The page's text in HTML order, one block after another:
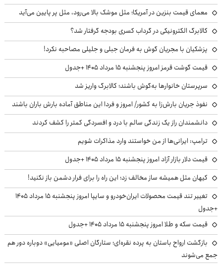
معمای قیمت بنزین در آمریکا؛ مثل موشک بالا می‌رود، مثل پر پایین می‌آید
کالابرگ الکترونیکی در گرداب کسری بودجه گرفتار شد؟
پزشکیان با مجریان گوش به فرمان جبلی و جلیلی مصاحبه نکرد!
قیمت گوشت قرمز امروز پنجشنبه ۱۵ مرداد ۱۴۰۵ +جدول
سرپرستان خانوارها به‌گوش باشند؛ کالابرگ واریز شد
نفوذ جریان بارش‌زا به کشور/ امروز و فردا این مناطق آماده بارش باران باشند
دانشمندان راز یک زندگی سالم با درد و افسردگی کمتر را کشف کردند
ترامپ: ایرانی‌ها از من خواستند وارد مذاکرات شویم
قیمت دلار بازار آزاد امروز پنجشنبه ۱۵ مرداد ۱۴۰۵ +جدول
کیهان مثل همیشه ساز مخالف زد؛ این راه را برای فرار دشمن باز نکنید!
تغییر تند قیمت محصولات ایران‌خودرو و سایپا امروز پنجشنبه ۱۵ مرداد ۱۴۰۵
+جدول
قیمت سکه و طلا امروز پنجشنبه ۱۵ مرداد ۱۴۰۵ +جدول
بازگشت ارواح باستان به پرده نقره‌ای؛ ستارگان اصلی «مومیایی» دوباره دور هم
جمع می‌شوند